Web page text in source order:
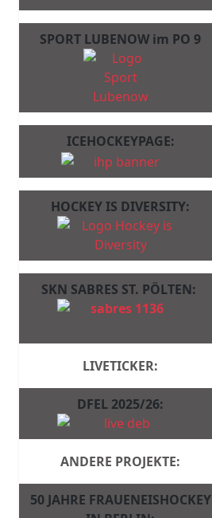
SPORT LUBENOW im PO 9
ICEHOCKEYPAGE:
HOCKEY IS DIVERSITY:
SKN SABRES ST. PÖLTEN:
LIVETICKER:
DFEL 2025/26:
ANDERE PROJEKTE:
50 JAHRE FRAUENEISHOCKEY